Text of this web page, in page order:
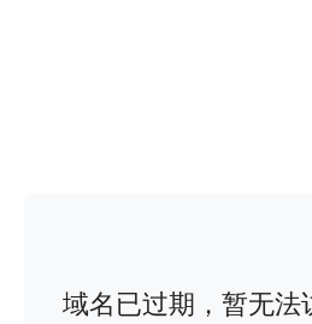
域名已过期，暂无法